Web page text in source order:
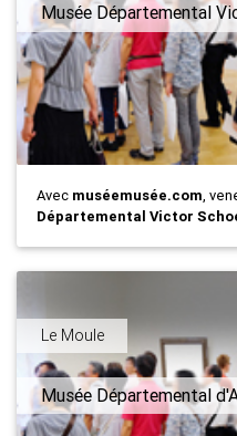
Musée Départemental
Avec muséemusée.com,
Départemental Victor
Le Moule
Musée Départemental